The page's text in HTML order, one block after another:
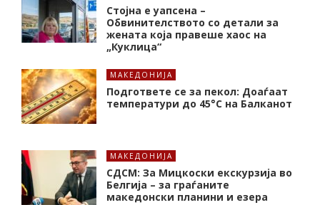
Стојна е уапсена –
Обвинителството со детали за
жената која правеше хаос на
„Куклица“
МАКЕДОНИЈА
Подгответе се за пекол: Доаѓаат
температури до 45°C на Балканот
МАКЕДОНИЈА
СДСМ: За Мицкоски екскурзија во
Белгија – за граѓаните
македонски планини и езера